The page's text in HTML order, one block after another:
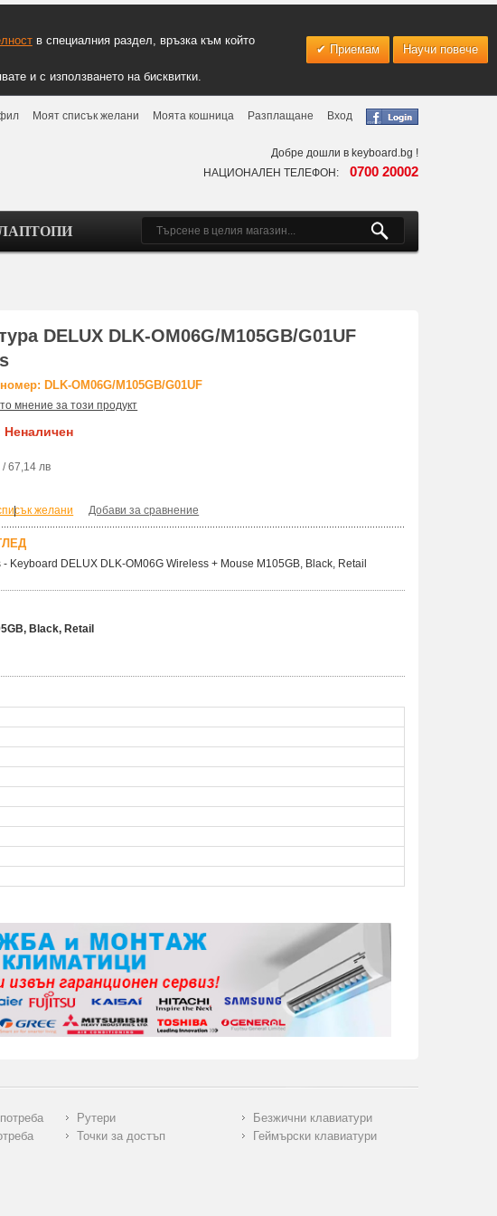
в специалния раздел, връзка към който
и с използването на бисквитки.
Приемам Научи повече
Моят списък желани Моята кошница Разплащане Вход
Добре дошли в keyboard.bg !
НАЦИОНАЛЕН ТЕЛЕФОН: 0700 20002
DELUX DLK-OM06G/M105GB/G01UF
DLK-OM06G/M105GB/G01UF
мнение за този продукт
Неналичен
/ 67,14 лв
желани
| Добави за сравнение
- Keyboard DELUX DLK-OM06G Wireless + Mouse M105GB, Black, Retail
Black, Retail
Рутери
Точки за достъп
Безжични клавиатури
Геймърски клавиатури